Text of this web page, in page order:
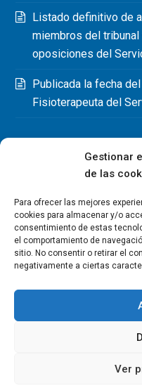
Gestionar
de las
Para ofrecer las mejores
cookies para almacenar y/o
consentimiento de estas
el comportamiento de
sitio. No consentir o retirar el
negativamente a ciertas
Ver
Listado definitivo de
miembros del
oposiciones del
Publicada la fecha
Fisioterapeuta del
Copyright Colegio Oficial